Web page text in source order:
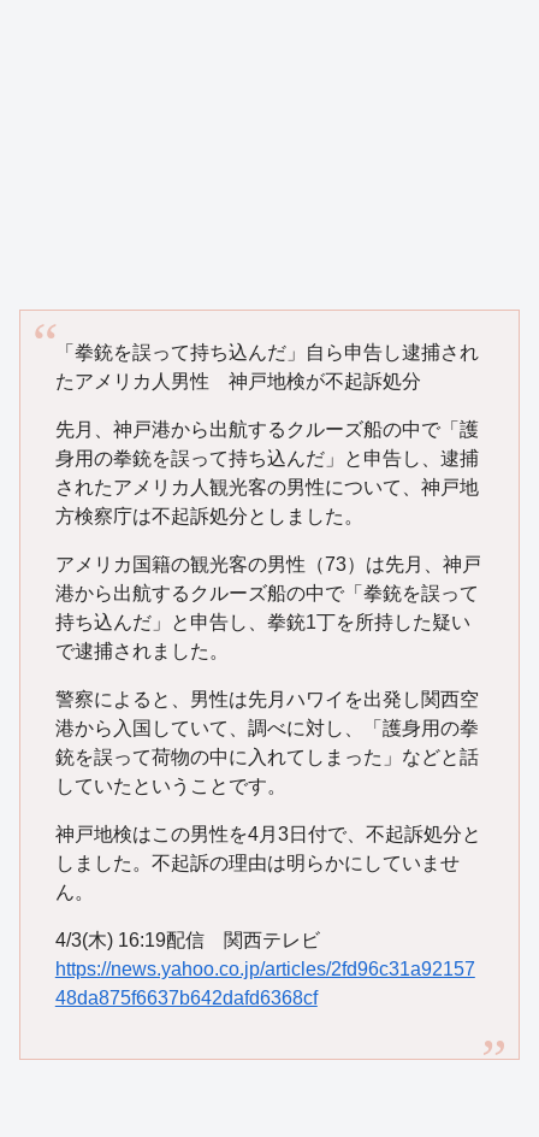
「拳銃を誤って持ち込んだ」自ら申告し逮捕され
たアメリカ人男性 神戸地検が不起訴処分
先月、神戸港から出航するクルーズ船の中で「護
身用の拳銃を誤って持ち込んだ」と申告し、逮捕
されたアメリカ人観光客の男性について、神戸地
方検察庁は不起訴処分としました。
アメリカ国籍の観光客の男性（73）は先月、神戸
港から出航するクルーズ船の中で「拳銃を誤って
持ち込んだ」と申告し、拳銃1丁を所持した疑い
で逮捕されました。
警察によると、男性は先月ハワイを出発し関西空
港から入国していて、調べに対し、「護身用の拳
銃を誤って荷物の中に入れてしまった」などと話
していたということです。
神戸地検はこの男性を4月3日付で、不起訴処分と
しました。不起訴の理由は明らかにしていませ
ん。
4/3(木) 16:19配信 関西テレビ
https://news.yahoo.co.jp/articles/2fd96c31a92157
48da875f6637b642dafd6368cf